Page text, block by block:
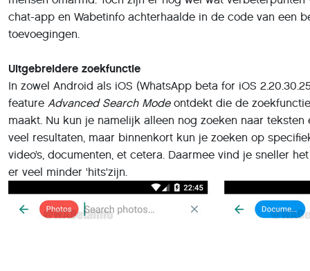
chat-app en Wabetinfo achterhaalde in de code van een
toevoegingen.
Uitgebreidere zoekfunctie
In zowel Android als iOS (WhatsApp beta for iOS
feature Advanced Search Modeontdekt die de
maakt. Nu kun je namelijk alleen nog zoeken naar
veel resultaten, maar binnenkort kun je zoeken op
video’s, documenten, et cetera. Daarmee vind je sneller
er veel minder 'hits'zijn.